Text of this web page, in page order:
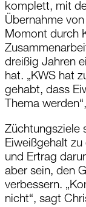
komplett, mit
Übernahme
Momont durch
dreißig Jahren
hat. „KWS hat
gehabt, dass
Thema
Züchtungsziele
Eiweißgehalt
und Ertrag
aber sein, den
verbessern.
nicht“, sagt